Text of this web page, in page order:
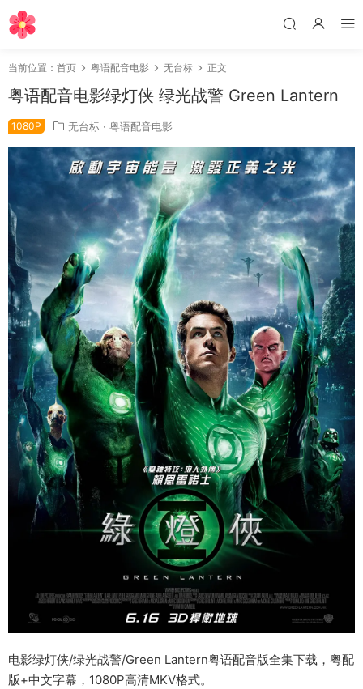
当前位置： 首页 粤语配音电影 无台标 正文
粤语配音电影绿灯侠 绿光战警 Green Lantern
1080P 无台标 · 粤语配音电影
电影绿灯侠/绿光战警/Green Lantern粤语配音版全集下载，粤配
版+中文字幕，1080P高清MKV格式。